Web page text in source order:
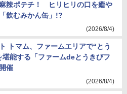
辣ポテチ！ ヒリヒリの口を癒や
飲むみかん缶」!?
(2026/8/4)
トマム、ファームエリアで“とう
堪能する「ファームdeとうきびフ
催
(2026/8/4)